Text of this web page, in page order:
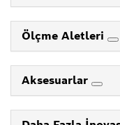
Ölçme Aletleri
Aksesuarlar